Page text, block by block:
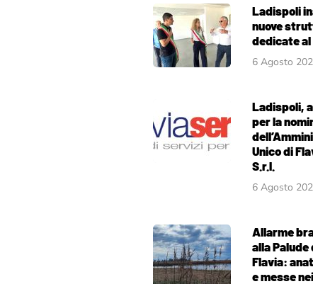
Ladispoli
nuove
dedicate
6 Agosto
Ladispoli,
per la
Unico di
S.r.l.
6 Agosto
Allarme
alla Palude
Flavia:
e messe